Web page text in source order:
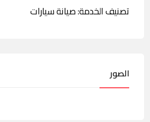
تصنيف الخدمة: صيانة سيارات
الصور